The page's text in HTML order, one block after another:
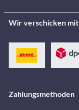
Wir verschicken mit
Zahlungsmethoden